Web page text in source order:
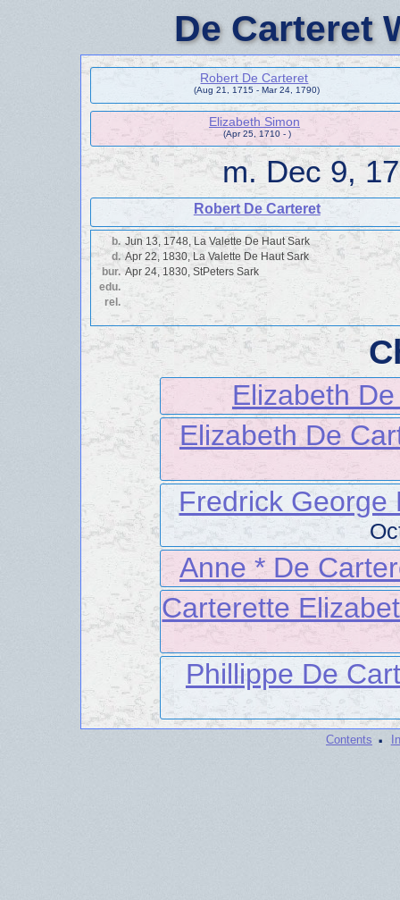
De Carteret
Robert De Carteret
(Aug 21, 1715 - Mar 24, 1790)
Elizabeth Simon
(Apr 25, 1710 - )
m.Dec 9,
Robert De Carteret
b. Jun 13, 1748, La Valette De Haut Sark
d. Apr 22, 1830, La Valette De Haut Sark
bur. Apr 24, 1830, StPeters Sark
edu.
rel.
Elizabeth
Elizabeth De
Fredrick George
Anne * De
Carterette
Phillippe De
Contents ·